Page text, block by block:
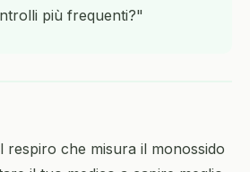
più frequenti?"
respiro che misura il monossido